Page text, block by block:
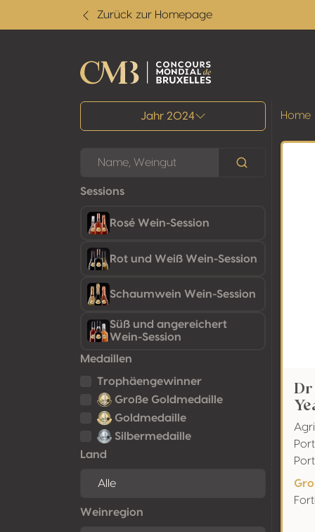
Zurück zur Homepage
Alle Ergebnisse
Jahr 2024
Sessions
Rosé Wein-Session
Rot und Weiß Wein-Session
Schaumwein Wein-Session
Süß und angereichert
Wein-Session
Medaillen
Trophäengewinner
Große Goldmedaille
Goldmedaille
Silbermedaille
Land
Weinregion
Home